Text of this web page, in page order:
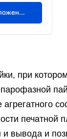
Получить предложение
при
печатной
вывода и